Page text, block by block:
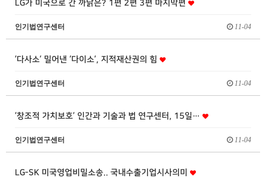
LG가 미국으로 간 까닭은? 1편 2편 3편 마지막편
인기법연구센터 11-04
‘다사소’ 밀어낸 ‘다이소’, 지적재산권의 힘
인기법연구센터 11-04
‘창조적 가치보호’ 인간과 기술과 법 연구센터, 15일…
인기법연구센터 11-04
LG-SK 미국영업비밀소송.. 국내수출기업시사의미